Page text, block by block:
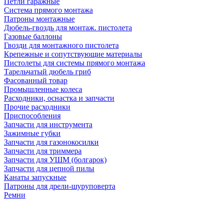
Система прямого монтажа
Патроны монтажные
Дюбель-гвоздь для монтаж. пистолета
Газовые баллоны
Гвозди для монтажного пистолета
Крепежные и сопутствующие материалы
Пистолеты для системы прямого монтажа
Тарельчатый дюбель гриб
Фасованный товар
Промышленные колеса
Расходники, оснастка и запчасти
Прочие расходники
Приспособления
Запчасти для инструмента
Зажимные губки
Запчасти для газонокосилки
Запчасти для триммера
Запчасти для УШМ (болгарок)
Запчасти для цепной пилы
Канаты запускные
Патроны для дрели-шуруповерта
Ремни